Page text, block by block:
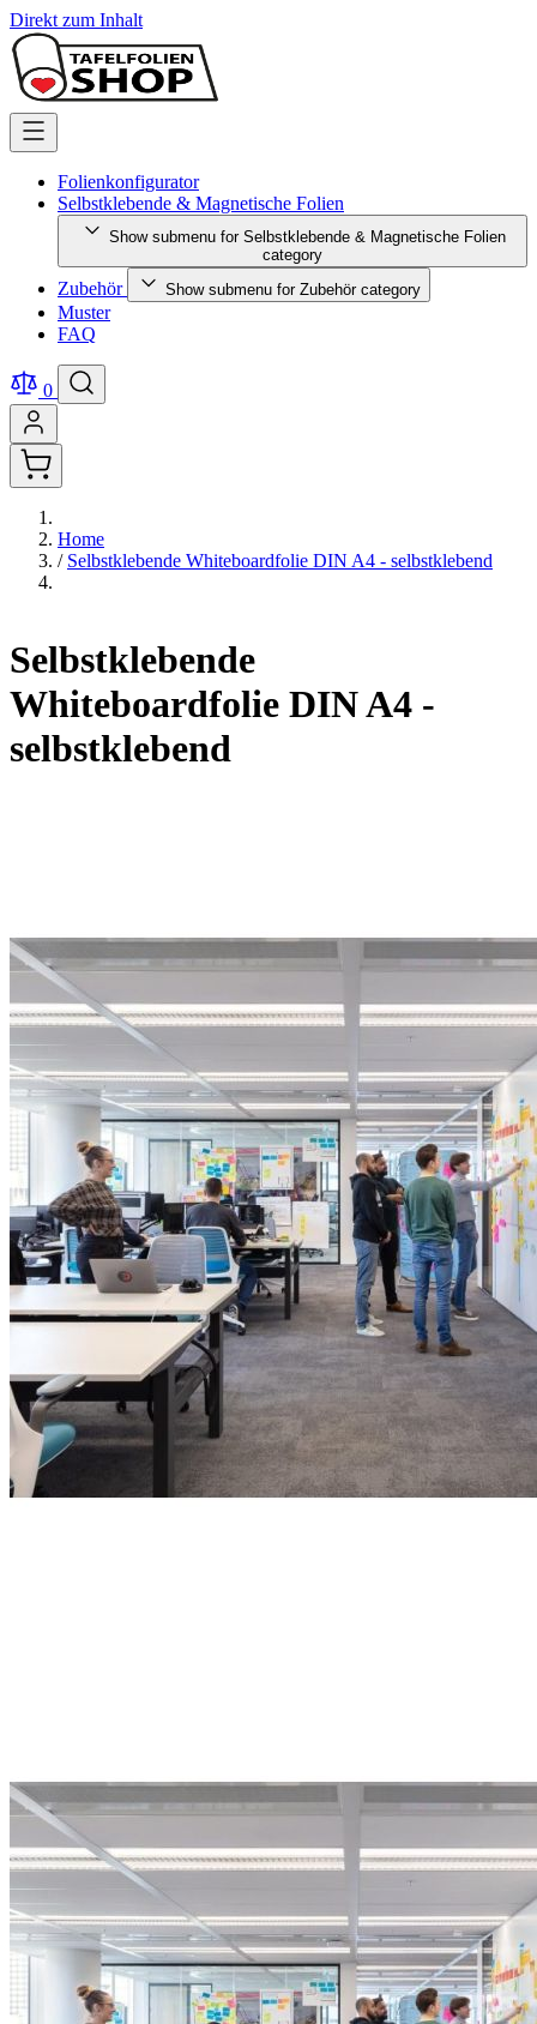
Direkt zum Inhalt
Folienkonfigurator
Selbstklebende & Magnetische Folien
Show submenu for Selbstklebende & Magnetische Folien
category
Zubehör Show submenu for Zubehör category
Muster
FAQ
0
Home
/ Selbstklebende Whiteboardfolie DIN A4 - selbstklebend
Selbstklebende
Whiteboardfolie DIN A4 -
selbstklebend